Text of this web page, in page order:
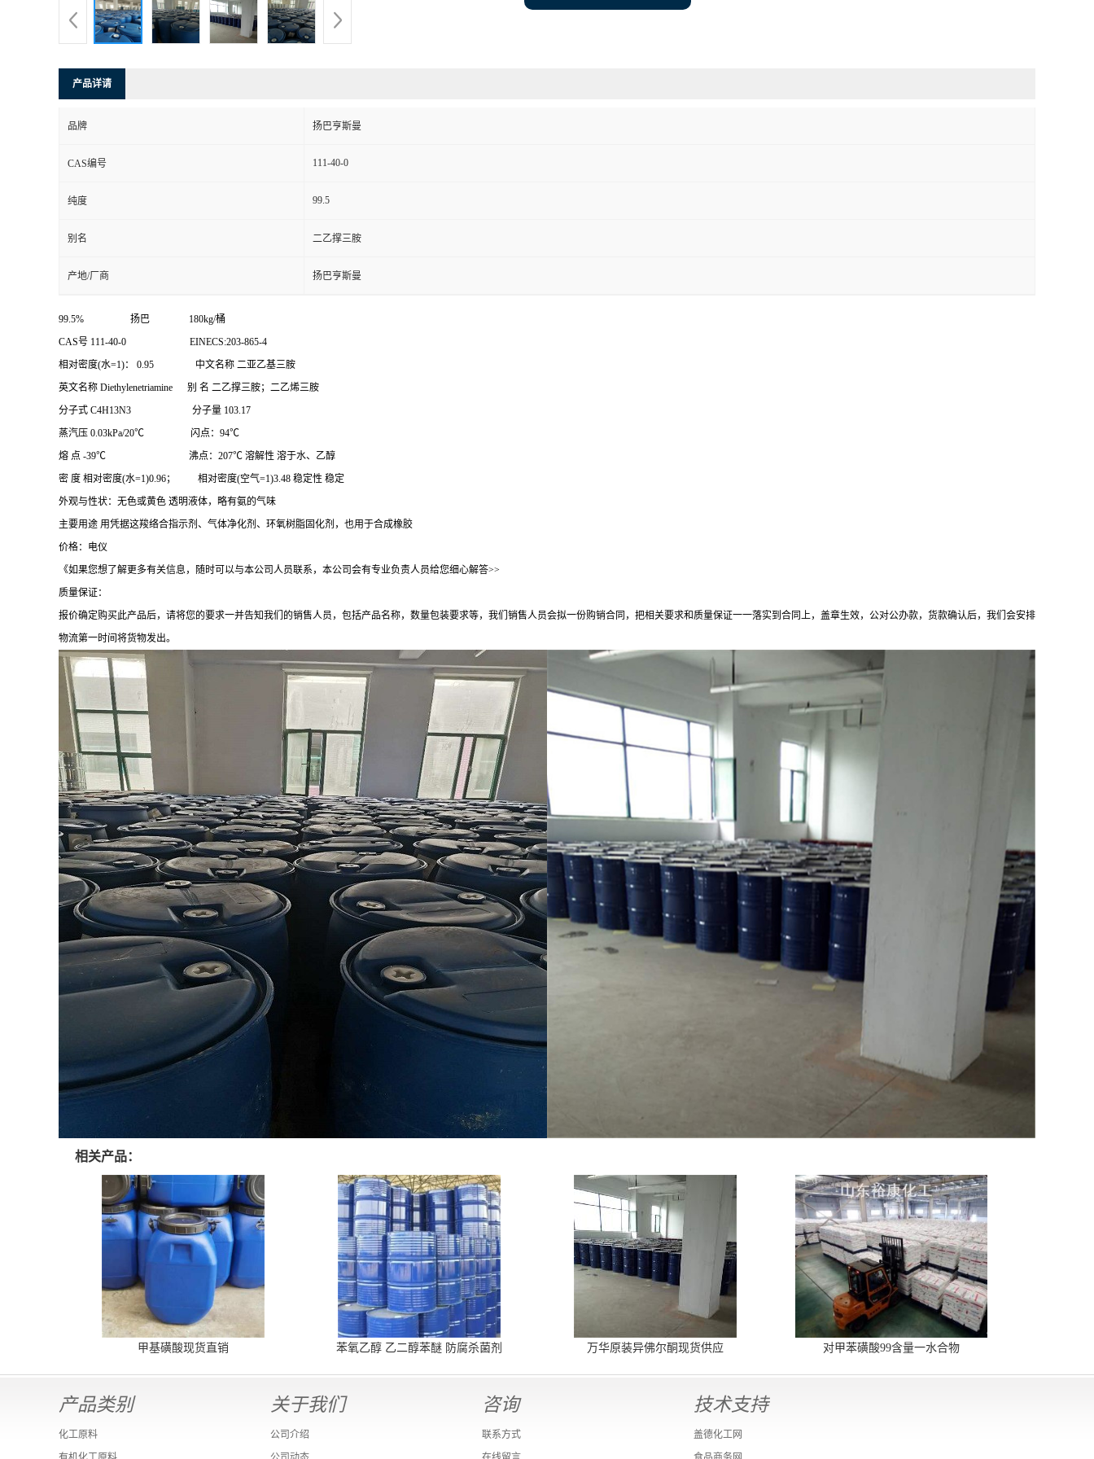
产品详请
品牌 扬巴亨斯曼
CAS编号 111-40-0
纯度 99.5
别名 二乙撑三胺
产地/厂商 扬巴亨斯曼
99.5% 扬巴 180kg/桶
CAS号 111-40-0 EINECS:203-865-4
相对密度(水=1)： 0.95 中文名称 二亚乙基三胺
英文名称 Diethylenetriamine 别 名 二乙撑三胺；二乙烯三胺
分子式 C4H13N3 分子量 103.17
蒸汽压 0.03kPa/20℃ 闪点：94℃
熔 点 -39℃ 沸点：207℃ 溶解性 溶于水、乙醇
密 度 相对密度(水=1)0.96； 相对密度(空气=1)3.48 稳定性 稳定
外观与性状：无色或黄色 透明液体，略有氨的气味
主要用途 用凭据这羧络合指示剂、气体净化剂、环氧树脂固化剂，也用于合成橡胶
价格：电仪
《如果您想了解更多有关信息，随时可以与本公司人员联系，本公司会有专业负责人员给您细心解答>>
质量保证：
报价确定购买此产品后，请将您的要求一并告知我们的销售人员，包括产品名称，数量包装要求等，我们销售人员会拟一份购销合同，把相关要求和质量保证一一落实到合同上，盖章生效，公对公办款，货款确认后，我们会安排
物流第一时间将货物发出。
相关产品：
甲基磺酸现货直销 苯氧乙醇 乙二醇苯醚 防腐杀菌剂 万华原装异佛尔酮现货供应 对甲苯磺酸99含量一水合物
产品类别
化工原料
关于我们
公司介绍
咨询
联系方式
技术支持
盖德化工网